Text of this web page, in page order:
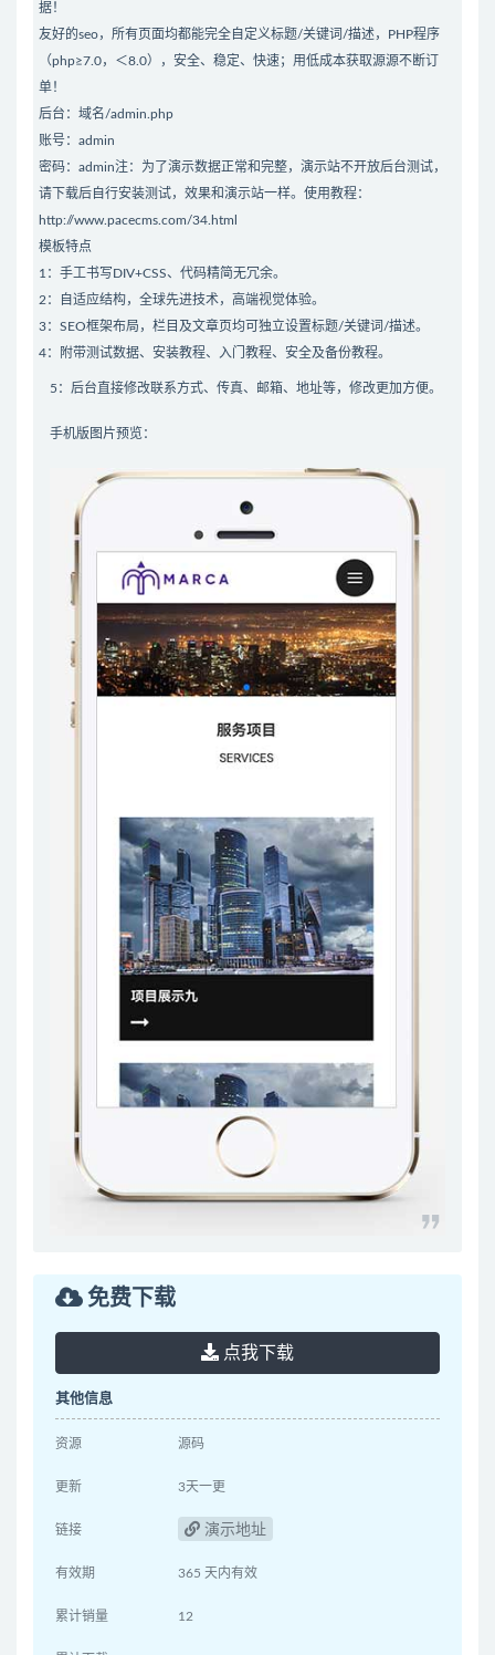
据！
友好的seo，所有页面均都能完全自定义标题/关键词/描述，PHP程序
（php≥7.0，＜8.0），安全、稳定、快速；用低成本获取源源不断订
单！
后台：域名/admin.php
账号：admin
密码：admin注：为了演示数据正常和完整，演示站不开放后台测试，
请下载后自行安装测试，效果和演示站一样。使用教程：
http://www.pacecms.com/34.html
模板特点
1：手工书写DIV+CSS、代码精简无冗余。
2：自适应结构，全球先进技术，高端视觉体验。
3：SEO框架布局，栏目及文章页均可独立设置标题/关键词/描述。
4：附带测试数据、安装教程、入门教程、安全及备份教程。
5：后台直接修改联系方式、传真、邮箱、地址等，修改更加方便。
手机版图片预览：
免费下载
点我下载
其他信息
资源 源码
更新 3天一更
链接 演示地址
有效期 365 天内有效
累计销量 12